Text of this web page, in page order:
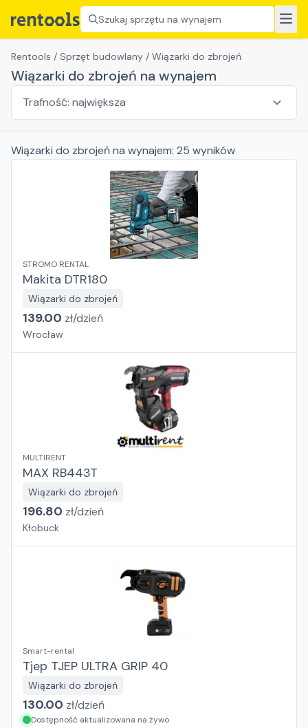
Szukaj sprzętu na wynajem
Rentools / Sprzęt budowlany / Wiązarki do zbrojeń
Wiązarki do zbrojeń na wynajem
Wiązarki do zbrojeńna wynajem: 25 wyników
STROMO RENTAL
Makita DTR180
Wiązarki do zbrojeń
139.00 zł/dzień
Wrocław
MULTIRENT
MAX RB443T
Wiązarki do zbrojeń
196.80 zł/dzień
Kłobuck
Smart-rental
Tjep TJEP ULTRA GRIP 40
Wiązarki do zbrojeń
130.00 zł/dzień
Dostępność aktualizowana na żywo